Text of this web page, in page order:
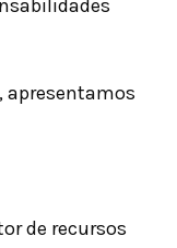
apresentamos
de recursos